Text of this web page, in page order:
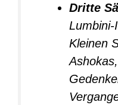
Dritte
Kleinen